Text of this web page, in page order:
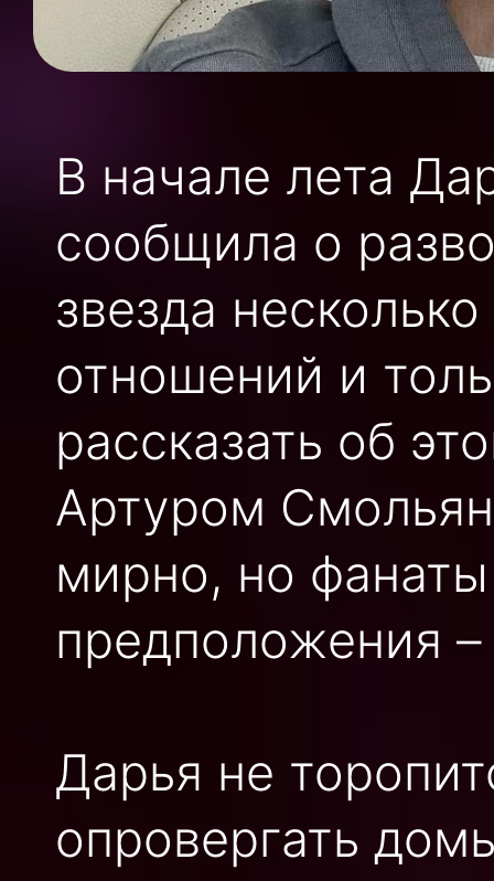
В начале лета
сообщила о
звезда
отношений и
рассказать об
Артуром
мирно, но
предположения –
Дарья не
опровергать